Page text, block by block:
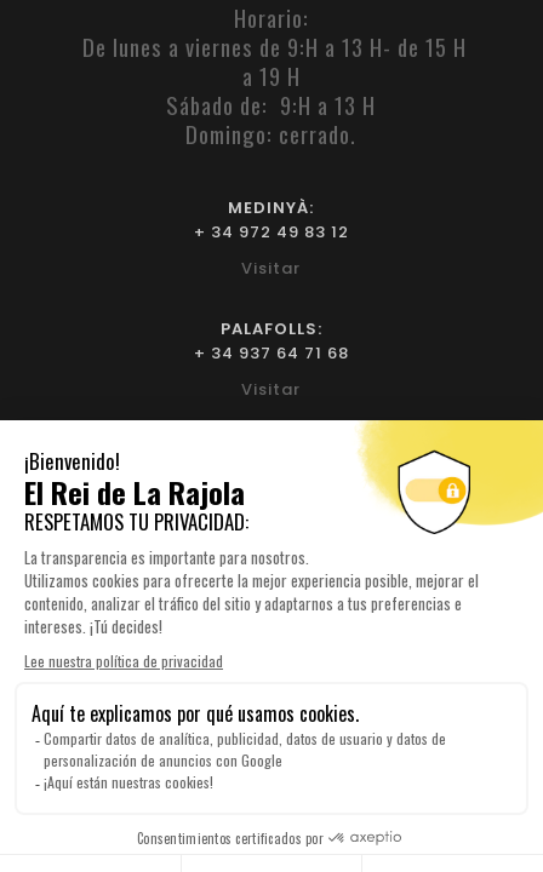
Horario:
De lunes a viernes de 9:H a 13 H- de 15 H
a 19 H
Sábado de: 9:H a 13 H
Domingo: cerrado.
MEDINYÀ:
+ 34 972 49 83 12
Visitar
PALAFOLLS:
+ 34 937 64 71 68
Visitar
Visitar
NUESTRA EMPRESA
INFORMACIÓN DE TIENDA
© 2026 Elreidelarajola.com